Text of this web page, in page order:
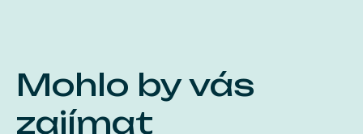
Mohlo by vás
zajímat